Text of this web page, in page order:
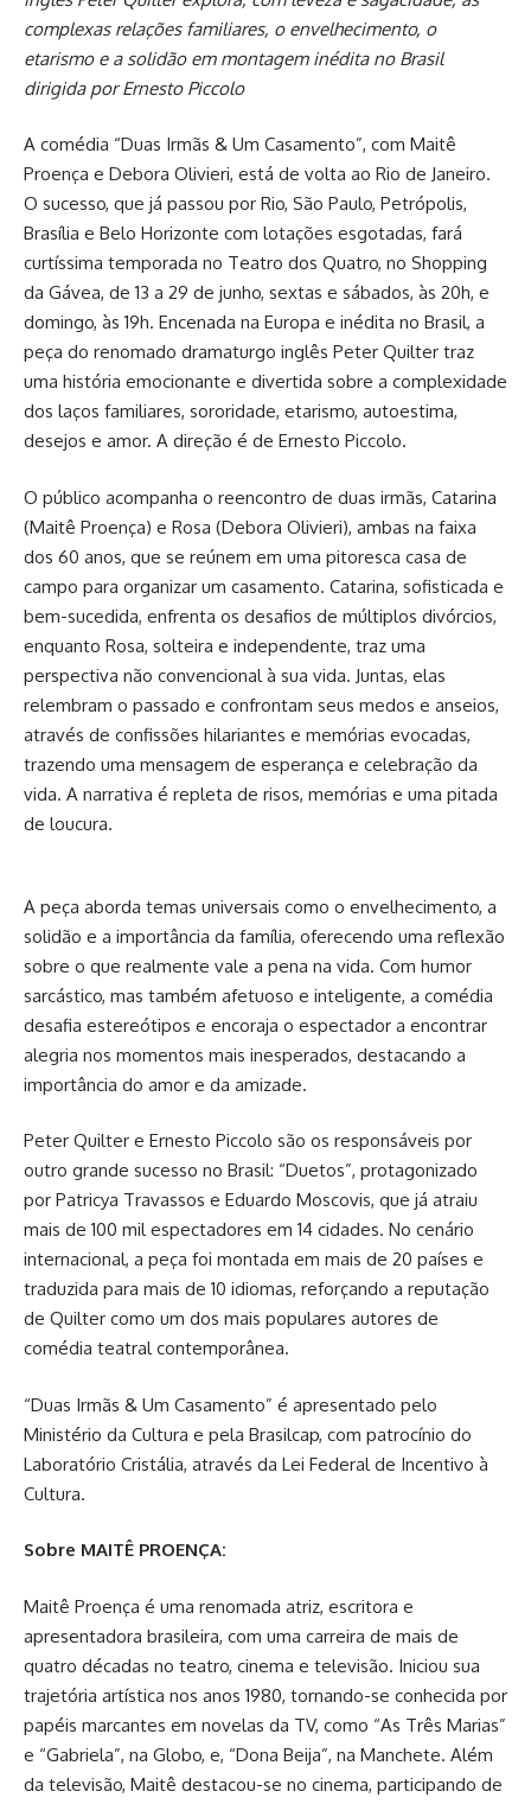
complexas relações familiares, o envelhecimento, o
etarismo e a solidão em montagem inédita no Brasil
dirigida por Ernesto Piccolo
A comédia “Duas Irmãs & Um Casamento”, com Maitê
Proença e Debora Olivieri, está de volta ao Rio de Janeiro.
O sucesso, que já passou por Rio, São Paulo, Petrópolis,
Brasília e Belo Horizonte com lotações esgotadas, fará
curtíssima temporada no Teatro dos Quatro, no Shopping
da Gávea, de 13 a 29 de junho, sextas e sábados, às 20h, e
domingo, às 19h. Encenada na Europa e inédita no Brasil, a
peça do renomado dramaturgo inglês Peter Quilter traz
uma história emocionante e divertida sobre a complexidade
dos laços familiares, sororidade, etarismo, autoestima,
desejos e amor. A direção é de Ernesto Piccolo.
O público acompanha o reencontro de duas irmãs, Catarina
(Maitê Proença) e Rosa (Debora Olivieri), ambas na faixa
dos 60 anos, que se reúnem em uma pitoresca casa de
campo para organizar um casamento. Catarina, sofisticada e
bem-sucedida, enfrenta os desafios de múltiplos divórcios,
enquanto Rosa, solteira e independente, traz uma
perspectiva não convencional à sua vida. Juntas, elas
relembram o passado e confrontam seus medos e anseios,
através de confissões hilariantes e memórias evocadas,
trazendo uma mensagem de esperança e celebração da
vida. A narrativa é repleta de risos, memórias e uma pitada
de loucura.
A peça aborda temas universais como o envelhecimento, a
solidão e a importância da família, oferecendo uma reflexão
sobre o que realmente vale a pena na vida. Com humor
sarcástico, mas também afetuoso e inteligente, a comédia
desafia estereótipos e encoraja o espectador a encontrar
alegria nos momentos mais inesperados, destacando a
importância do amor e da amizade.
Peter Quilter e Ernesto Piccolo são os responsáveis por
outro grande sucesso no Brasil: “Duetos”, protagonizado
por Patricya Travassos e Eduardo Moscovis, que já atraiu
mais de 100 mil espectadores em 14 cidades. No cenário
internacional, a peça foi montada em mais de 20 países e
traduzida para mais de 10 idiomas, reforçando a reputação
de Quilter como um dos mais populares autores de
comédia teatral contemporânea.
“Duas Irmãs & Um Casamento” é apresentado pelo
Ministério da Cultura e pela Brasilcap, com patrocínio do
Laboratório Cristália, através da Lei Federal de Incentivo à
Cultura.
Sobre MAITÊ PROENÇA:
Maitê Proença é uma renomada atriz, escritora e
apresentadora brasileira, com uma carreira de mais de
quatro décadas no teatro, cinema e televisão. Iniciou sua
trajetória artística nos anos 1980, tornando-se conhecida por
papéis marcantes em novelas da TV, como “As Três Marias”
e “Gabriela”, na Globo, e, “Dona Beija”, na Manchete. Além
da televisão, Maitê destacou-se no cinema, participando de